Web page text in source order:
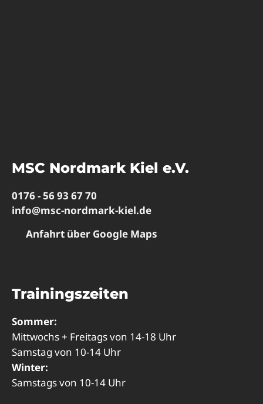
MSC Nordmark Kiel e.V.
0176 - 56 93 67 70
info@msc-nordmark-kiel.de
Anfahrt über Google Maps
Trainingszeiten
Sommer:
Mittwochs + Freitags von 14-18 Uhr
Samstag von 10-14 Uhr
Winter:
Samstags von 10-14 Uhr